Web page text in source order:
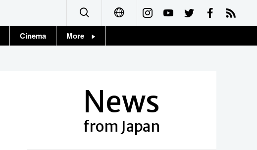
Français
Cinema More
News
from Japan